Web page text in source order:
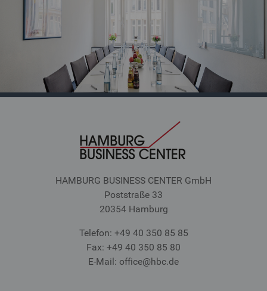
HAMBURG BUSINESS CENTER GmbH
Poststraße 33
20354 Hamburg
Telefon: +49 40 350 85 85
Fax: +49 40 350 85 80
E-Mail: office@hbc.de